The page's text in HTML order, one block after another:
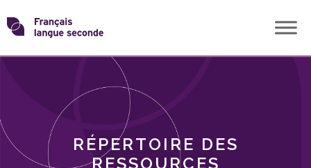
Skip
toTransformons
langue
RÉPERTOIRE DES
RESSOURCES
THÈMES